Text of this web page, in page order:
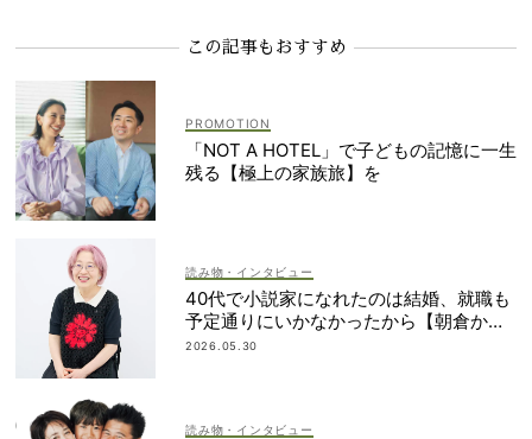
この記事もおすすめ
「NOT A HOTEL」で子どもの記憶に一生
残る【極上の家族旅】を
読み物・インタビュー
40代で小説家になれたのは結婚、就職も
予定通りにいかなかったから【朝倉かす
みさん】
2026.05.30
読み物・インタビュー